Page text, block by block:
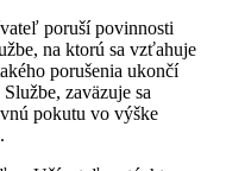
poruší povinnosti
na ktorú sa vzťahuje
porušenia ukončí
zaväzuje sa
pokutu vo výške